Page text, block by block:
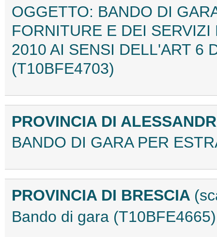
OGGETTO: BANDO DI
FORNITURE E DEI
2010 AI SENSI DELL'ART 6
(T10BFE4703)
PROVINCIA DI
BANDO DI GARA PER
PROVINCIA DI BRESCIA
Bando di gara (T10BFE4665)